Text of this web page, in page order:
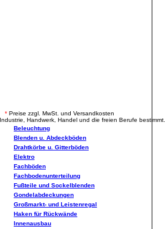
* Preise zzgl. MwSt. und Versandkosten
Handwerk, Handel und die freien Berufe bestimmt.
Beleuchtung
Blenden u. Abdeckböden
Drahtkörbe u. Gitterböden
Elektro
Fachböden
Fachbodenunterteilung
Fußteile und Sockelblenden
Gondelabdeckungen
Großmarkt- und Leistenregal
Haken für Rückwände
Innenausbau